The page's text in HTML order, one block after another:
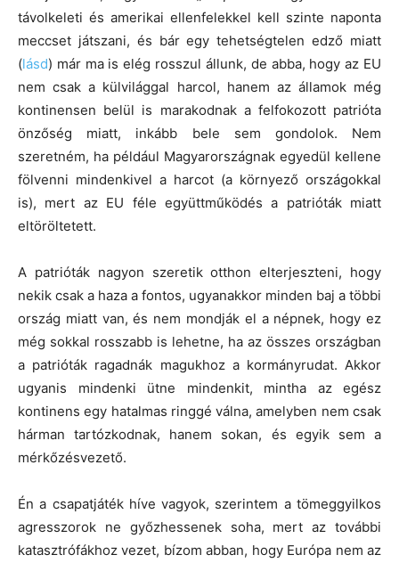
távolkeleti és amerikai ellenfelekkel kell szinte naponta
meccset játszani, és bár egy tehetségtelen edző miatt
(lásd) már ma is elég rosszul állunk, de abba, hogy az EU
nem csak a külvilággal harcol, hanem az államok még
kontinensen belül is marakodnak a felfokozott patrióta
önzőség miatt, inkább bele sem gondolok. Nem
szeretném, ha például Magyarországnak egyedül kellene
fölvenni mindenkivel a harcot (a környező országokkal
is), mert az EU féle együttműködés a patrióták miatt
eltöröltetett.
A patrióták nagyon szeretik otthon elterjeszteni, hogy
nekik csak a haza a fontos, ugyanakkor minden baj a többi
ország miatt van, és nem mondják el a népnek, hogy ez
még sokkal rosszabb is lehetne, ha az összes országban
a patrióták ragadnák magukhoz a kormányrudat. Akkor
ugyanis mindenki ütne mindenkit, mintha az egész
kontinens egy hatalmas ringgé válna, amelyben nem csak
hárman tartózkodnak, hanem sokan, és egyik sem a
mérkőzésvezető.
Én a csapatjáték híve vagyok, szerintem a tömeggyilkos
agresszorok ne győzhessenek soha, mert az további
katasztrófákhoz vezet, bízom abban, hogy Európa nem az